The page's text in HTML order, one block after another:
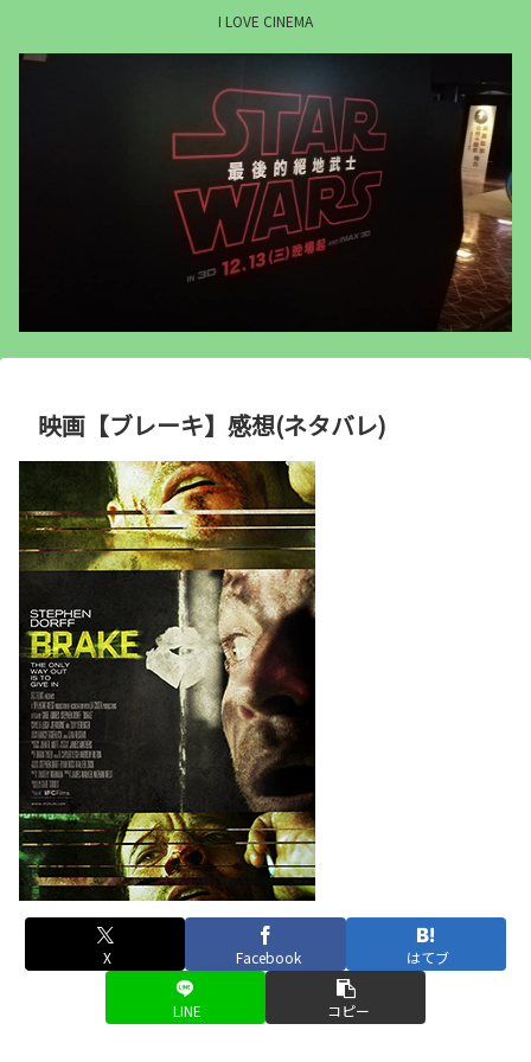
I LOVE CINEMA
映画【ブレーキ】感想(ネタバレ)
X Facebook はてブ
LINE コピー